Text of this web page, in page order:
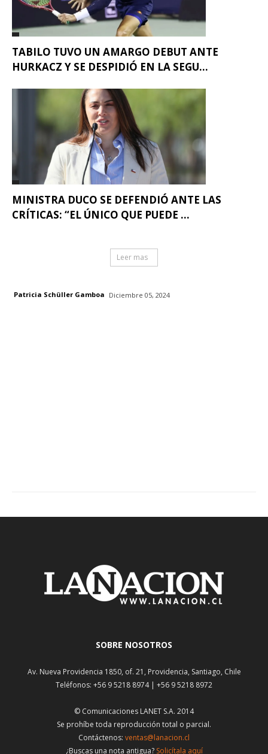
TABILO TUVO UN AMARGO DEBUT ANTE
HURKACZ Y SE DESPIDIÓ EN LA SEGU...
MINISTRA DUCO SE DEFENDIÓ ANTE LAS
CRÍTICAS: “EL ÚNICO QUE PUEDE ...
Leer mas
Patricia Schüller Gamboa Diciembre 05, 2024
SOBRE NOSOTROS
Av. Nueva Providencia 1850, of. 21, Providencia, Santiago, Chile
Teléfonos: +56 9 5218 8974 | +56 9 5218 8972
© Comunicaciones LANET S.A. 2014
Se prohíbe toda reproducción total o parcial.
Contáctenos: ventas@lanacion.cl
¿Buscas una nota antigua? Solicítala aquí